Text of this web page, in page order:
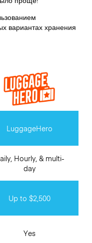
вариантах хранения
LuggageHero
Hourly, & multi-
day
Up to $2,500
Yes